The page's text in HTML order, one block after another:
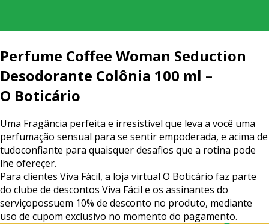
Perfume Coffee Woman Seduction
Desodorante Colônia 100 ml –
O Boticário
Uma Fragância perfeita e irresistível que leva a você uma
perfumação sensual para se sentirempoderada, e acima de
tudoconfiante para quaisquerdesafios que a rotina pode
lhe ofereçer.
Para clientes Viva Fácil, a loja virtual O Boticário faz parte
do clube de descontos Viva Fácil e os assinantes do
serviçopossuem 10% de desconto no produto, mediante
uso de cupom exclusivo no momento do pagamento.